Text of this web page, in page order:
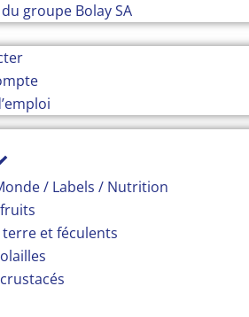
groupe Bolay SA
/ Labels / Nutrition
et féculents